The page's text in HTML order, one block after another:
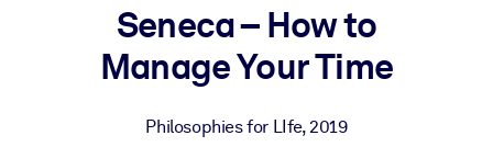
PAR SYSTÈME
Intégrez des connaissances vérifiées et concises dans votre
Seneca – How to
Manage Your Time
Philosophies for LIfe,2019